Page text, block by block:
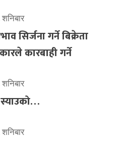
सिर्जना गर्ने बिक्रेता
कारबाही गर्ने